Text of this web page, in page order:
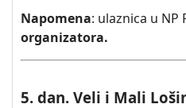
Napomena: ulaznica u NP
organizatora.
5. dan. Veli i Mali